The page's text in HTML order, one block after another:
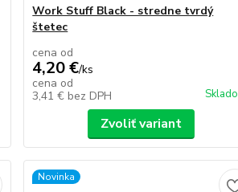
Work Stuff Black - stredne tvrdý
štetec
cena od
4,20 €/ks
cena od
3,41 € bez DPH
Zvoliť variant
Novinka